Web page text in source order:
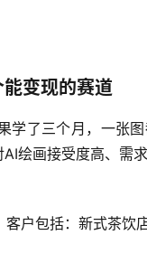
变现的赛道
了三个月，一张图
绘画接受度高、需
户包括：新式茶饮